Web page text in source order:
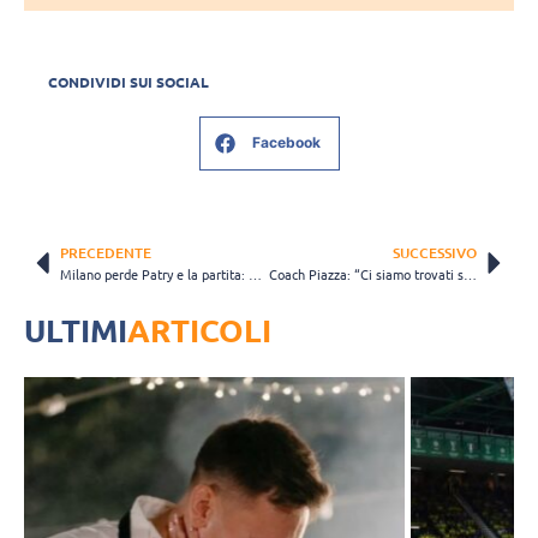
CONDIVIDI SUI SOCIAL
Facebook
PRECEDENTE SUCCESSIVO
Coach Piazza: “Ci siamo trovati senza opposto titolare. Vorrei vedere gli altri…”
ULTIMIARTICOLI